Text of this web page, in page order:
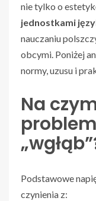
nie tylko o
jednostkami
nauczaniu
obcymi. Poniżej
normy, uzusu i
Na
Podstawowe
czynienia z: